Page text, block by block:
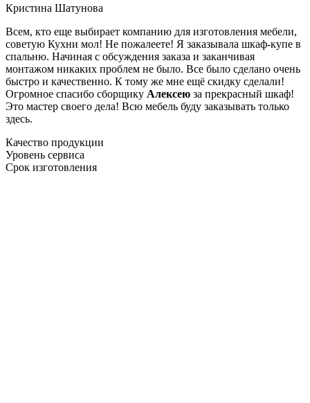
Кристина Шатунова
Всем, кто еще выбирает компанию для изготовления мебели,
советую Кухни мол! Не пожалеете! Я заказывала шкаф-купе в
спальню. Начиная с обсуждения заказа и заканчивая
монтажом никаких проблем не было. Все было сделано очень
быстро и качественно. К тому же мне ещё скидку сделали!
Огромное спасибо сборщику Алексею за прекрасный шкаф!
Это мастер своего дела! Всю мебель буду заказывать только
здесь.
Качество продукции
Уровень сервиса
Срок изготовления